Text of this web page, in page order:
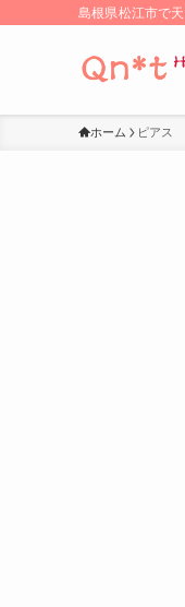
島根県松江市で
ホーム ピアス